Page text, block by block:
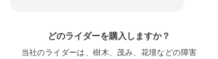
どのライダーを購入しますか？
当社のライダーは、樹木、茂み、花壇などの障害